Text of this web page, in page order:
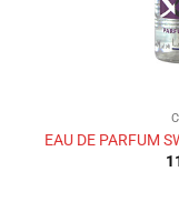
EAU DE PARFUM